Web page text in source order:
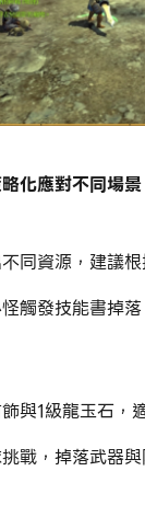
化應對不同場景
同資源，建議
觸發技能書掉
與1級龍玉石，
戰，掉落武器